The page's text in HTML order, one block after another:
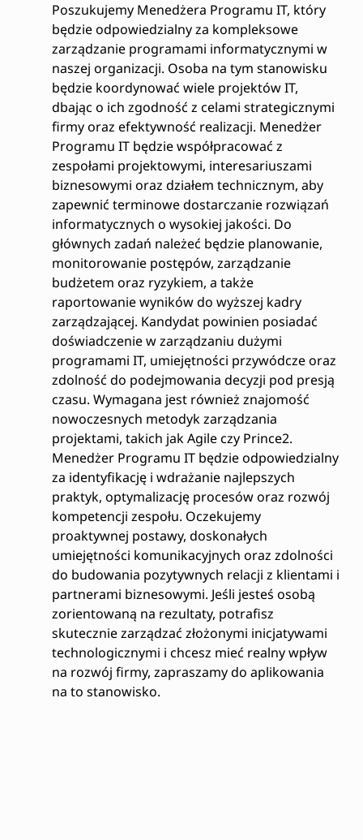
Poszukujemy Menedżera Programu IT, który
będzie odpowiedzialny za kompleksowe
zarządzanie programami informatycznymi w
naszej organizacji. Osoba na tym stanowisku
będzie koordynować wiele projektów IT,
dbając o ich zgodność z celami strategicznymi
firmy oraz efektywność realizacji. Menedżer
Programu IT będzie współpracować z
zespołami projektowymi, interesariuszami
biznesowymi oraz działem technicznym, aby
zapewnić terminowe dostarczanie rozwiązań
informatycznych o wysokiej jakości. Do
głównych zadań należeć będzie planowanie,
monitorowanie postępów, zarządzanie
budżetem oraz ryzykiem, a także
raportowanie wyników do wyższej kadry
zarządzającej. Kandydat powinien posiadać
doświadczenie w zarządzaniu dużymi
programami IT, umiejętności przywódcze oraz
zdolność do podejmowania decyzji pod presją
czasu. Wymagana jest również znajomość
nowoczesnych metodyk zarządzania
projektami, takich jak Agile czy Prince2.
Menedżer Programu IT będzie odpowiedzialny
za identyfikację i wdrażanie najlepszych
praktyk, optymalizację procesów oraz rozwój
kompetencji zespołu. Oczekujemy
proaktywnej postawy, doskonałych
umiejętności komunikacyjnych oraz zdolności
do budowania pozytywnych relacji z klientami i
partnerami biznesowymi. Jeśli jesteś osobą
zorientowaną na rezultaty, potrafisz
skutecznie zarządzać złożonymi inicjatywami
technologicznymi i chcesz mieć realny wpływ
na rozwój firmy, zapraszamy do aplikowania
na to stanowisko.